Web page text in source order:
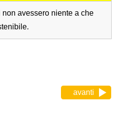
avessero niente a che
avanti